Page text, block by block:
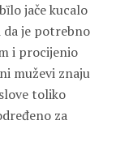
jače kucalo
da je potrebno
i procijenio
muževi znaju
toliko
za